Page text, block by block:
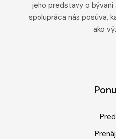
jeho predstavy o bývaní
spolupráca nás posúva,
ako